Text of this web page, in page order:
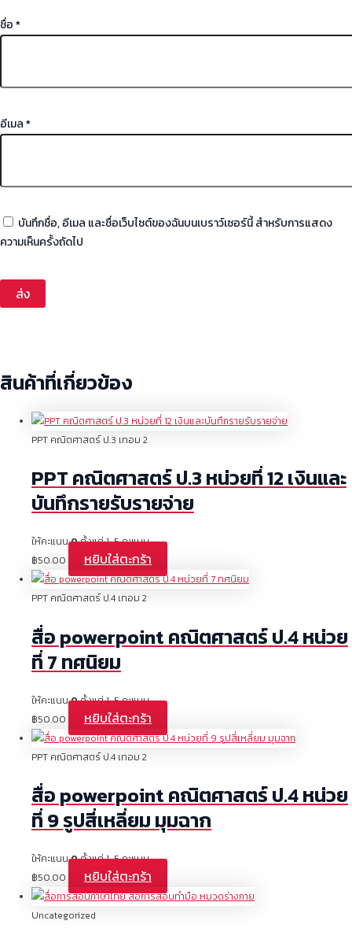
ชื่อ*
อีเมล*
บันทึกชื่อ, อีเมล และชื่อเว็บไซต์ของฉันบนเบราว์เซอร์นี้ สำหรับการแสดง
ความเห็นครั้งถัดไป
สินค้าที่เกี่ยวข้อง
PPT คณิตศาสตร์ ป.3 เทอม 2
PPT คณิตศาสตร์ ป.3 หน่วยที่ 12 เงินและ
บันทึกรายรับรายจ่าย
ให้คะแนน0ตั้งแต่ 1-5 คะแนน
฿50.00 หยิบใส่ตะกร้า
PPT คณิตศาสตร์ ป.4 เทอม 2
สื่อ powerpoint คณิตศาสตร์ ป.4 หน่วย
ที่ 7 ทศนิยม
ให้คะแนน0ตั้งแต่ 1-5 คะแนน
฿50.00 หยิบใส่ตะกร้า
PPT คณิตศาสตร์ ป.4 เทอม 2
สื่อ powerpoint คณิตศาสตร์ ป.4 หน่วย
ที่ 9 รูปสี่เหลี่ยม มุมฉาก
ให้คะแนน0ตั้งแต่ 1-5 คะแนน
฿50.00 หยิบใส่ตะกร้า
Uncategorized